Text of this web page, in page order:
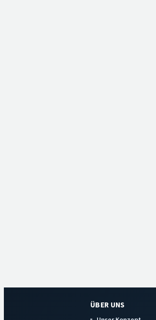
ÜBER UNS